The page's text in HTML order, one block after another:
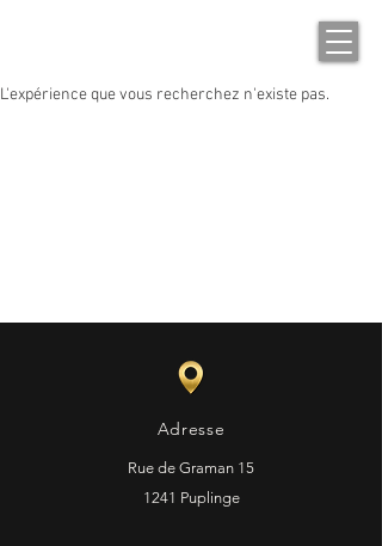
L'expérience que vous recherchez n'existe pas.
Adresse
Rue de Graman 15
1241 Puplinge